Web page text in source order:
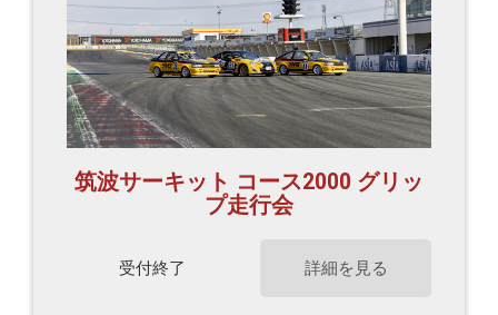
筑波サーキット コース2000 グリッ
プ走行会
受付終了 詳細を見る